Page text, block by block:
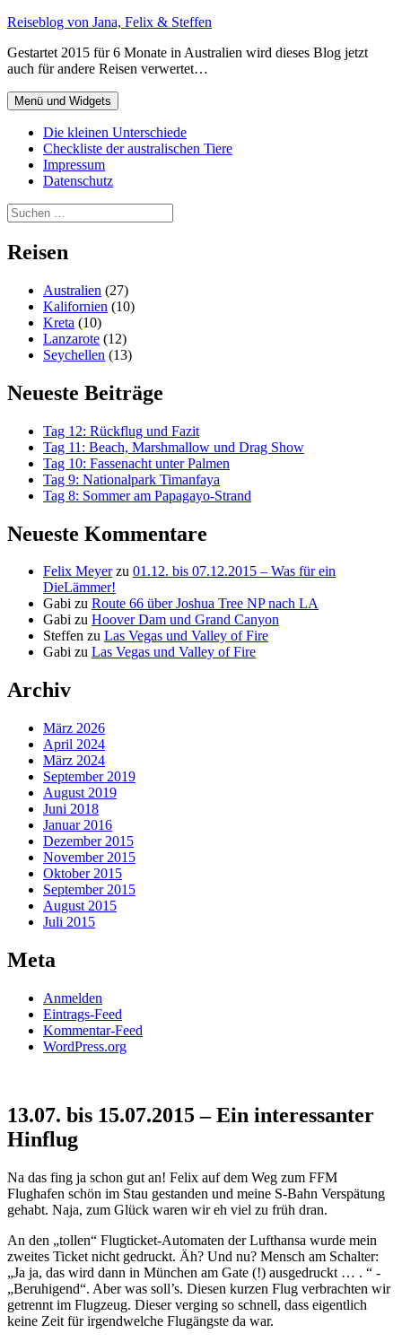
Zum
springen
Reiseblog von Jana, Felix & Steffen
Gestartet 2015 für 6 Monate in Australien wird dieses Blog jetzt
auch für andere Reisen verwertet…
Menü und Widgets
Die kleinen Unterschiede
Checkliste der australischen Tiere
Impressum
Datenschutz
Suchen
nach:
Reisen
Australien (27)
Kalifornien (10)
Kreta (10)
Lanzarote (12)
Seychellen (13)
Neueste Beiträge
Tag 12: Rückflug und Fazit
Tag 11: Beach, Marshmallow und Drag Show
Tag 10: Fassenacht unter Palmen
Tag 9: Nationalpark Timanfaya
Tag 8: Sommer am Papagayo-Strand
Neueste Kommentare
Felix Meyerzu 01.12. bis 07.12.2015 – Was für ein
DieLämmer!
Gabi zu Route 66 über Joshua Tree NP nach LA
Gabi zu Hoover Dam und Grand Canyon
Steffen zu Las Vegas und Valley of Fire
Gabi zu Las Vegas und Valley of Fire
Archiv
März 2026
April 2024
März 2024
September 2019
August 2019
Juni 2018
Januar 2016
Dezember 2015
November 2015
Oktober 2015
September 2015
August 2015
Juli 2015
Meta
Anmelden
Eintrags-Feed
Kommentar-Feed
WordPress.org
13.07. bis 15.07.2015 – Ein interessanter
Hinflug
Na das fing ja schon gut an! Felix auf dem Weg zum FFM
Flughafen schön im Stau gestanden und meine S-Bahn Verspätung
gehabt. Naja, zum Glück waren wir eh viel zu früh dran.
An den „tollen“ Flugticket-Automaten der Lufthansa wurde mein
zweites Ticket nicht gedruckt. Äh? Und nu? Mensch am Schalter:
„Ja ja, das wird dann in München am Gate (!) ausgedruckt … . “ -
„Beruhigend“. Aber was soll’s. Diesen kurzen Flug verbrachten wir
getrennt im Flugzeug. Dieser verging so schnell, dass eigentlich
keine Zeit für irgendwelche Flugängste da war.